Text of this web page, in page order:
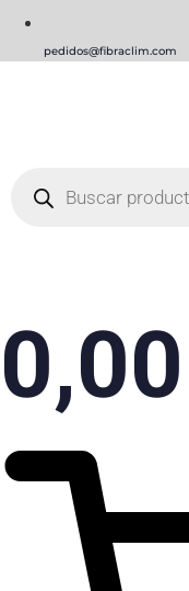
pedidos@fibraclim.com
productos
0,00